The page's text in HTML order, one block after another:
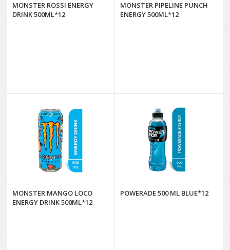
MONSTER ROSSI ENERGY
DRINK 500ML*12
MONSTER PIPELINE PUNCH
ENERGY 500ML*12
MONSTER MANGO LOCO
ENERGY DRINK 500ML*12
POWERADE 500 ML BLUE*12